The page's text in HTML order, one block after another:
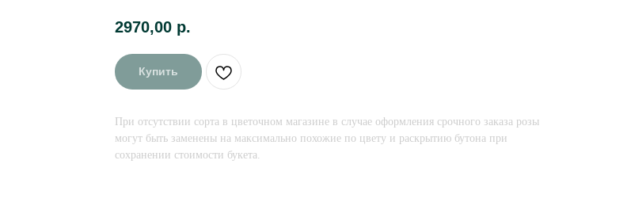
2970,00 р.
Купить
При отсутствии сорта в цветочном магазине в случае оформления срочного заказа розы
могут быть заменены на максимально похожие по цвету и раскрытию бутона при
сохранении стоимости букета.